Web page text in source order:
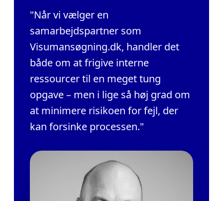
"Når vi vælger en
samarbejdspartner som
Visumansøgning.dk, handler det
både om at frigive interne
ressourcer til en meget tung
opgave – men i lige så høj grad om
at minimere risikoen for fejl, der
kan forsinke processen."